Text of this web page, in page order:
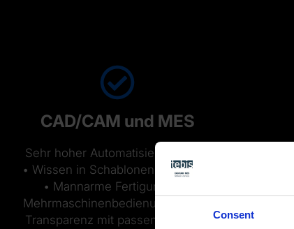
Consent
CAD/CAM und MES
Sehr hoher Automatisierungsgrad
• Wissen in Schablonen speichern
• Mannarme Fertigung und
Mehrmaschinenbedienung • Mehr
Transparenz mit passender MES-